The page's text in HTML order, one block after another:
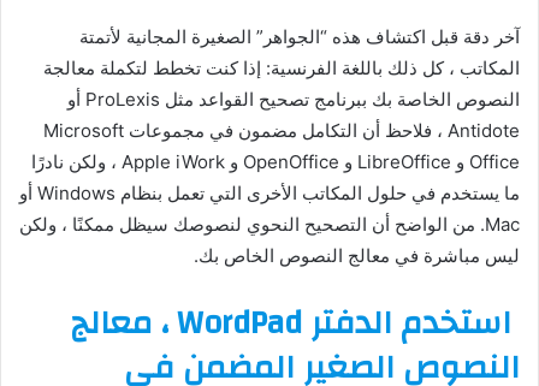
آخر دقة قبل اكتشاف هذه “الجواهر” الصغيرة المجانية لأتمتة
المكاتب ، كل ذلك باللغة الفرنسية: إذا كنت تخطط لتكملة معالجة
النصوص الخاصة بك ببرنامج تصحيح القواعد مثل ProLexis أو
Antidote ، فلاحظ أن التكامل مضمون في مجموعات Microsoft
Office و LibreOffice و OpenOffice و Apple iWork ، ولكن نادرًا
ما يستخدم في حلول المكاتب الأخرى التي تعمل بنظام Windows أو
Mac. من الواضح أن التصحيح النحوي لنصوصك سيظل ممكنًا ، ولكن
ليس مباشرة في معالج النصوص الخاص بك.
استخدم الدفتر WordPad ، معالج
النصوص الصغير المضمن في